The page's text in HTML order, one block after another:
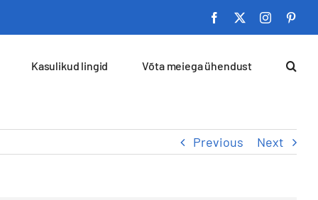
Facebook Instagram
Kasulikud lingid Võta meiega ühendust
Previous Next